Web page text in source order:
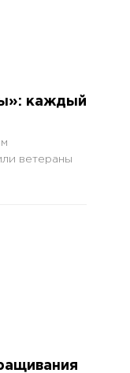
каждый
ветераны